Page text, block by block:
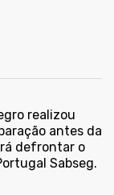
realizou
antes da
defrontar o
Sabseg.